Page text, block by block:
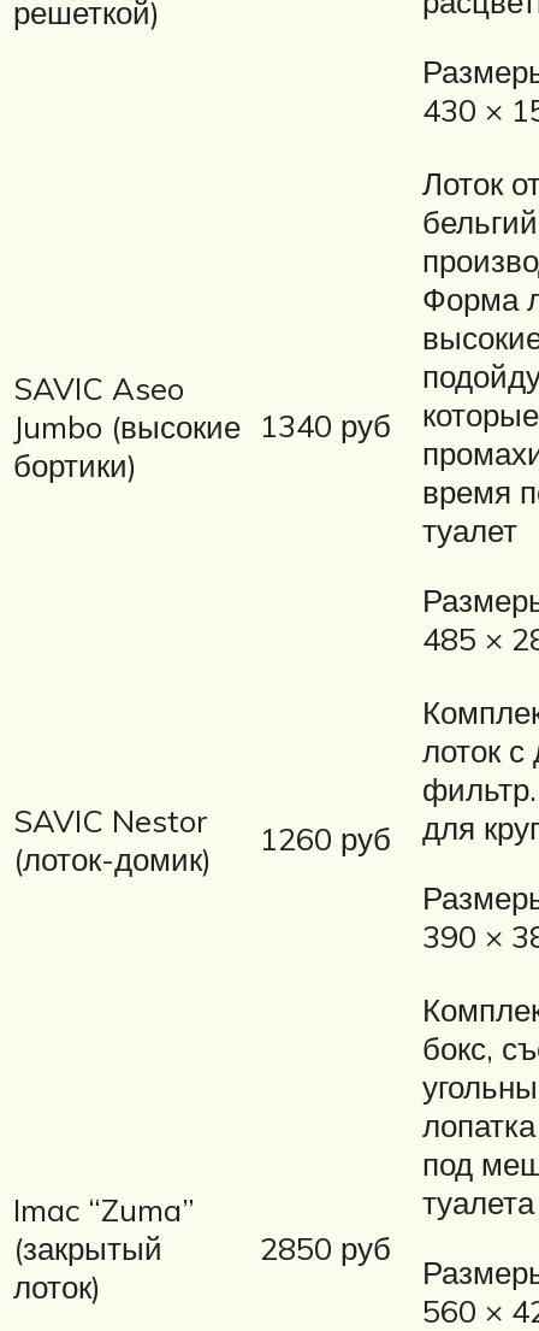
решеткой)
430 ×
SAVIC Aseo
Jumbo (высокие
бортики)
1340 руб
Лоток
Форма
время
туалет
485 ×
SAVIC Nestor
(лоток-домик)
1260 руб
лоток с
для
390 ×
Imac “Zuma”
(закрытый
лоток)
2850 руб
бокс,
под
туалета
560 ×